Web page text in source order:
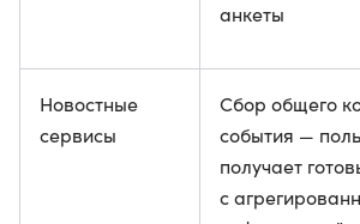
анкеты
Новостные
сервисы
Сбор общего
события —
получает
с